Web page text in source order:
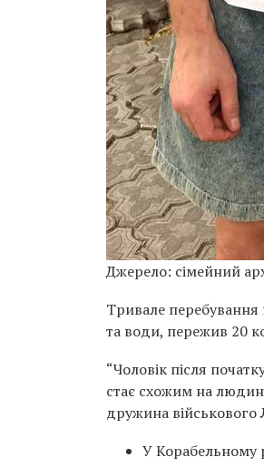
Джерело: сімейний
Тривале перебування
та води, пережив 20
“Чоловік після
стає схожим на
дружина військового
У Корабельному